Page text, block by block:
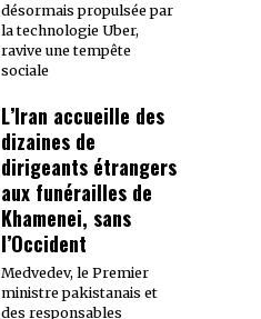
désormais propulsée par
la technologie Uber,
ravive une tempête
sociale
L’Iran accueille des
dizaines de
dirigeants étrangers
aux funérailles de
Khamenei, sans
l’Occident
Medvedev, le Premier
ministre pakistanais et
des responsables